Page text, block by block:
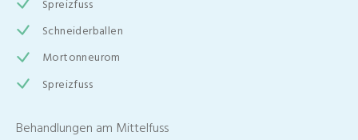
Spreizfuss
Schneiderballen
Mortonneurom
Spreizfuss
Behandlungen am Mittelfuss